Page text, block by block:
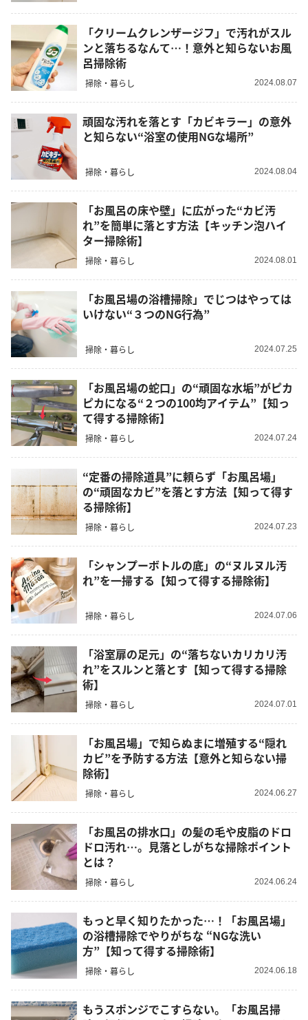
「クリームクレンザージフ」で汚れがスル
ンと落ちるなんて…！意外と知らないお風
呂掃除術
掃除・暮らし 2024.08.07
頑固な汚れを落とす「カビキラー」の意外
と知らない“浴室の使用NGな場所”
掃除・暮らし 2024.08.04
「お風呂の床や壁」に広がった“カビ汚
れ”を簡単に落とす方法【キッチン泡ハイ
ター掃除術】
掃除・暮らし 2024.08.01
「お風呂場の浴槽掃除」でじつはやっては
いけない“３つのNG行為”
掃除・暮らし 2024.07.25
「お風呂場の蛇口」の“頑固な水垢”がピカ
ピカになる“２つの100均アイテム”【知っ
て得する掃除術】
掃除・暮らし 2024.07.24
“定番の掃除道具”に頼らず「お風呂場」
の“頑固なカビ”を落とす方法【知って得す
る掃除術】
掃除・暮らし 2024.07.23
「シャンプーボトルの底」の“ヌルヌル汚
れ”を一掃する【知って得する掃除術】
掃除・暮らし 2024.07.06
「浴室扉の足元」の“落ちないカリカリ汚
れ”をスルンと落とす【知って得する掃除
術】
掃除・暮らし 2024.07.01
「お風呂場」で知らぬまに増殖する“隠れ
カビ”を予防する方法【意外と知らない掃
除術】
掃除・暮らし 2024.06.27
「お風呂の排水口」の髪の毛や皮脂のドロ
ドロ汚れ…。見落としがちな掃除ポイント
とは？
掃除・暮らし 2024.06.24
もっと早く知りたかった…！「お風呂場」
の浴槽掃除でやりがちな “NGな洗い
方”【知って得する掃除術】
掃除・暮らし 2024.06.18
もうスポンジでこすらない。「お風呂掃